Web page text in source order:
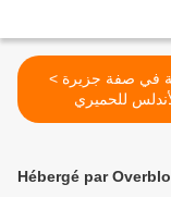
< جنجالة في صفة جزيرة
للحميري
Hébergé par